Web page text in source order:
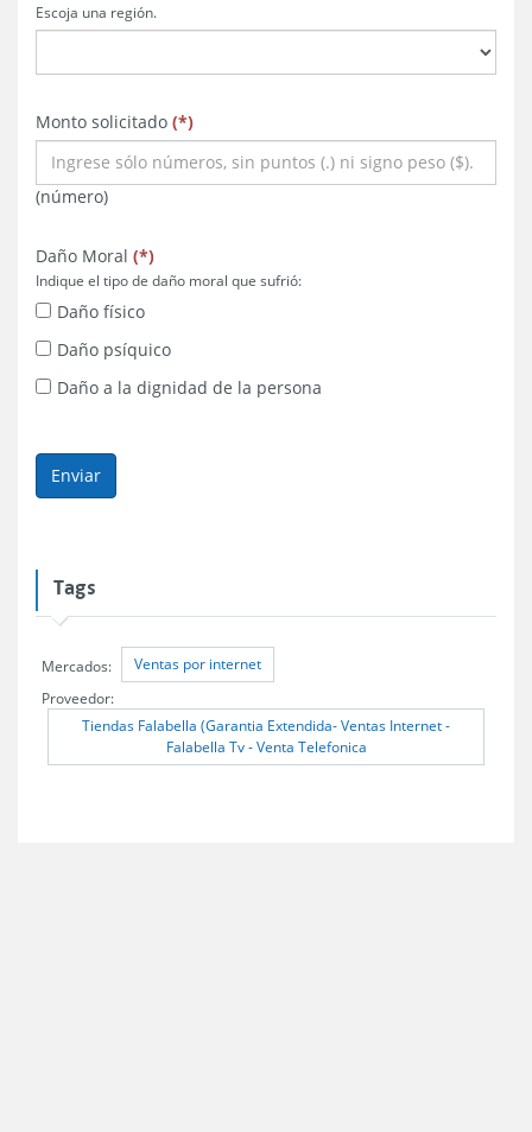
Escoja una región.
Monto solicitado (obligatorio
*obligatorio
)obligatorio
(número)
Daño Moral (obligatorio
*obligatorio
)obligatorio
Indique el tipo de daño moral que sufrió:
Daño físico
Daño psíquico
Daño a la dignidad de la persona
Tags
Mercados: Ventas por internet
Proveedor:
Tiendas Falabella (Garantia Extendida- Ventas Internet -
Falabella Tv - Venta Telefonica